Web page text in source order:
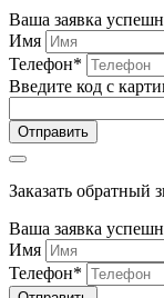
Ваша заявка
Имя
Телефон*
Введите код с
Отправить
Заказать обратный
Ваша заявка
Имя
Телефон*